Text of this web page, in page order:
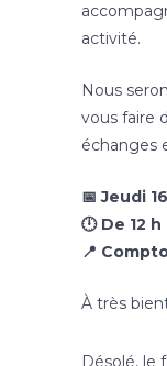
activité.
Nous
vous faire
échanges
📅 Jeudi
🕛 De 12 h
📍
À très
Désolé, le